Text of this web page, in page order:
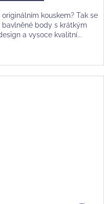
kouskem? Tak se
body s krátkým
a vysoce kvalitní...